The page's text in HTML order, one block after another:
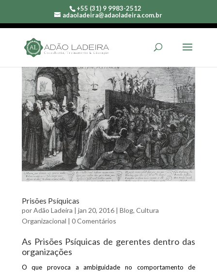
+55 (31) 9 9983-2512
adaoladeira@adaoladeira.com.br
Prisões Psíquicas
porAdão Ladeira | jan 20, 2016| Blog, Cultura
Organizacional | 0 Comentários
As Prisões Psíquicas de gerentes dentro das
organizações
O que provoca a ambiguidade no comportamento de